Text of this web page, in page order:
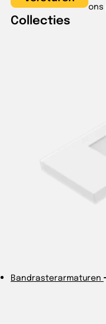
ons
Collecties
Bandrasterarmaturen